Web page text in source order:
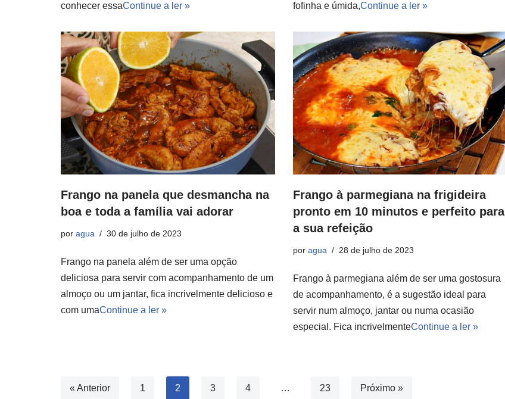
conhecer essaContinue a ler »
fofinha e úmida,Continue a ler »
Frango na panela que desmancha na
boa e toda a família vai adorar
por agua 30 de julho de 2023
Frango na panela além de ser uma opção
deliciosa para servir com acompanhamento de um
almoço ou um jantar, fica incrivelmente delicioso e
com umaContinue a ler »
Frango à parmegiana na frigideira
pronto em 10 minutos e perfeito para
a sua refeição
por agua 28 de julho de 2023
Frango à parmegiana além de ser uma gostosura
de acompanhamento, é a sugestão ideal para
servir num almoço, jantar ou numa ocasião
especial. Fica incrivelmenteContinue a ler »
« Anterior 1 2 3 4 … 23 Próximo »